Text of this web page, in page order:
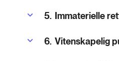
5. Immaterielle
6. Vitenskapelig